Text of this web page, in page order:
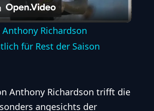
Video
Anthony Richardson
für Rest der Saison
Anthony Richardson trifft die
angesichts der